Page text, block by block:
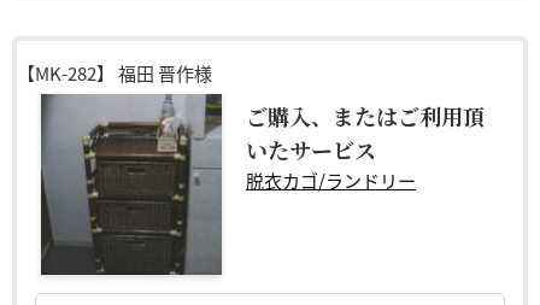
【MK-282】 福田 晋作様
ご購入、またはご利用頂
いたサービス
脱衣カゴ/ランドリー